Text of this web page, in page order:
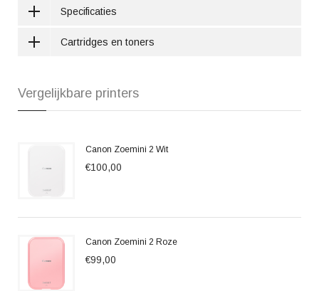
Specificaties
Cartridges en toners
Vergelijkbare printers
Canon Zoemini 2 Wit
€100,00
Canon Zoemini 2 Roze
€99,00